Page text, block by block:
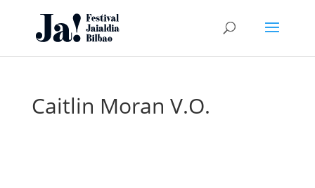
Caitlin Moran V.O.